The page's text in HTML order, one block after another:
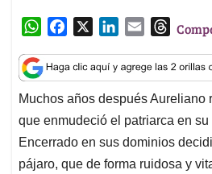
W
a
t
s
A
p
p
c
e
b
o
o
k
n
k
e
d
I
n
a
i
l
T
r
e
a
d
s
Muchos años después Aureliano
que enmudeció el patriarca en
Encerrado en sus dominios
pájaro, que de forma ruidosa y